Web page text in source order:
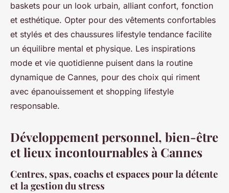
baskets pour un look urbain, alliant confort, fonction
et esthétique. Opter pour des vêtements confortables
et stylés et des chaussures lifestyle tendance facilite
un équilibre mental et physique. Les inspirations
mode et vie quotidienne puisent dans la routine
dynamique de Cannes, pour des choix qui riment
avec épanouissement et shopping lifestyle
responsable.
Développement personnel, bien-être
et lieux incontournables à Cannes
Centres, spas, coachs et espaces pour la détente
et la gestion du stress